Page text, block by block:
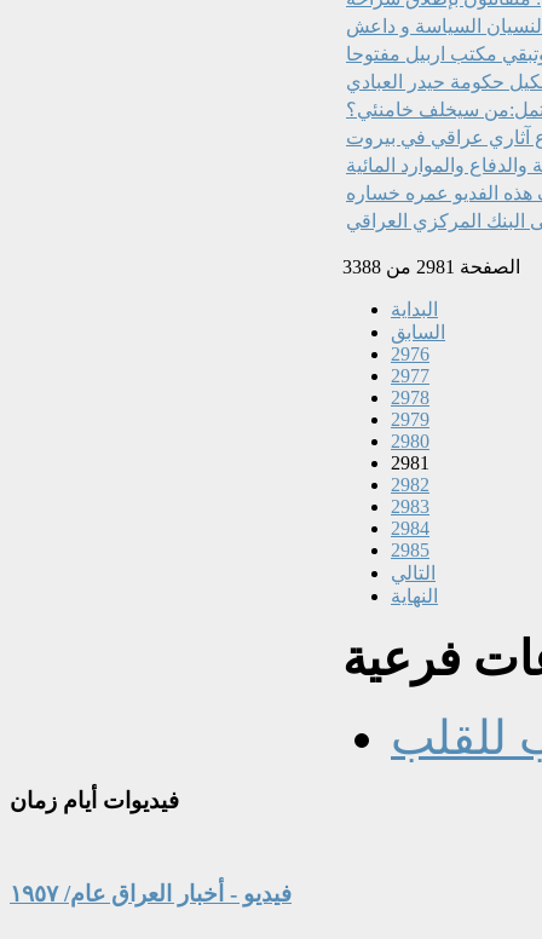
لنسيان السياسة و داعش
مكتب اربيل مفتوحا
حكومة حيدر العبادي
سيخلف خامنئي؟
آثاري عراقي في بيروت
البنك المركزي العراقي
الصفحة 2981 من 3388
البداية
السابق
2976
2977
2978
2979
2980
2981
2982
2983
2984
2985
التالي
النهاية
فرعية
للقلب
فيديوات أيام زمان
فيديو - أخبار العراق عام/ ١٩٥٧